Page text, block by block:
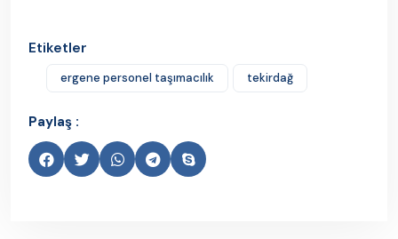
Etiketler
ergene personel taşımacılık tekirdağ
Paylaş :